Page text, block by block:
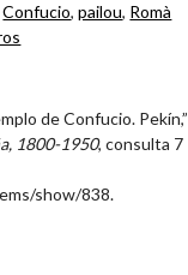
Confucio,pailou, Romà
de Confucio. Pekín,”
1800-1950, consulta 7
show/838.